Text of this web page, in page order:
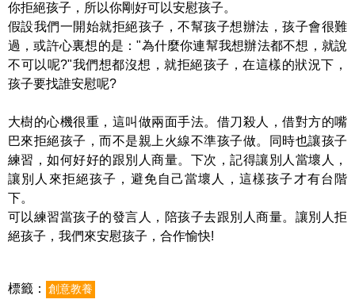
你拒絕孩子，所以你剛好可以安慰孩子。
假設我們一開始就拒絕孩子，不幫孩子想辦法，孩子會很難
過，或許心裏想的是："為什麼你連幫我想辦法都不想，就說
不可以呢?"我們想都沒想，就拒絕孩子，在這樣的狀況下，
孩子要找誰安慰呢?
大樹的心機很重，這叫做兩面手法。 借刀殺人，借對方的嘴
巴來拒絕孩子，而不是親上火線不準孩子做。
同時也讓孩子
練習，如何好好的跟別人商量。 下次，記得讓別人當壞人，
讓別人來拒絕孩子， 避免自己當壞人，這樣孩子才有台階
下。
可以練習當孩子的發言人，陪孩子去跟別人商量。 讓別人拒
絕孩子，我們來安慰孩子，合作愉快!
標籤： 創意教養